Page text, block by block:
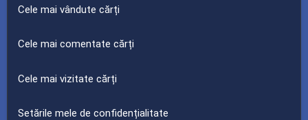
Cele mai vândute cărți
Cele mai comentate cărți
Cele mai vizitate cărți
Setările mele de confidențialitate